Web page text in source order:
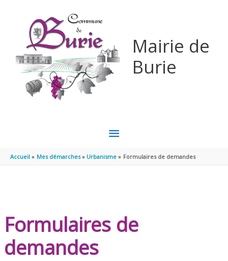
Mairie de
Burie
MENU
PRINCIPAL
Accueil Mes démarches Urbanisme Formulaires de demandes
Formulaires de
demandes